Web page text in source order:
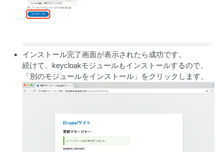
インストール完了画面が表示されたら成功です。
続けて、keycloakモジュールもインストールするので、
「別のモジュールをインストール」をクリックします。